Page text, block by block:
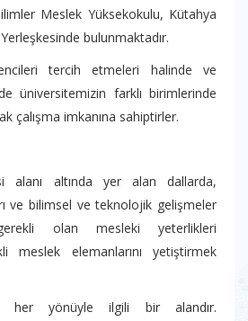
Meslek Yüksekokulu, Kütahya
bulunmaktadır.
tercih etmeleri halinde ve
üniversitemizin farklı birimlerinde
çalışma imkanına sahiptirler.
alanı altında yer alan dallarda,
ve bilimsel ve teknolojik gelişmeler
olan mesleki yeterlikleri
meslek elemanlarını yetiştirmek
her yönüyle ilgili bir alandır.